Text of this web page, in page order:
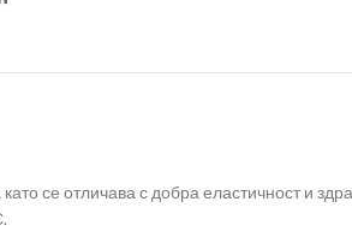
се отличава с добра еластичност и